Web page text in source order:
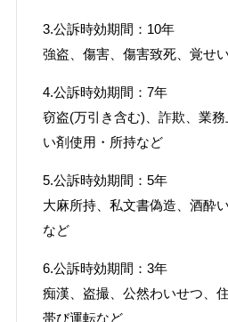
3.公訴時効期間：10年
強盗、傷害、傷害致死、覚せ
4.公訴時効期間：7年
窃盗(万引き含む)、詐欺、業
い剤使用・所持など
5.公訴時効期間：5年
大麻所持、私文書偽造、酒酔
など
6.公訴時効期間：3年
痴漢、盗撮、公然わいせつ、
帯び運転など